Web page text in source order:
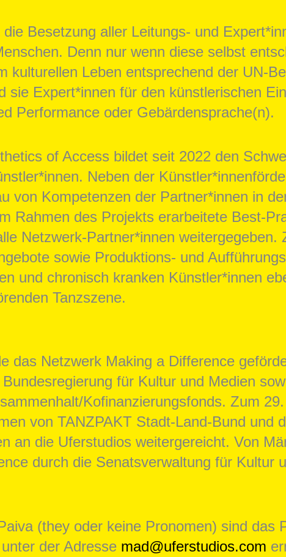
Besetzung aller Leitungs- und
Denn nur wenn diese selbst
kulturellen Leben entsprechend der UN-
sie Expert*innen für den künstlerischen
Performance oder Gebärdensprache(n).
of Access bildet seit 2022 den
Neben der
von Kompetenzen der Partner*innen in
Rahmen des Projekts erarbeitete Best-
Netzwerk-Partner*innen weitergegeben.
sowie Produktions- und
und chronisch kranken Künstler*innen
Tanzszene.
das Netzwerk Making a Difference
für Kultur und Medien
Kofinanzierungsfonds. Zum
von TANZPAKT Stadt-Land-Bund und
an die Uferstudios weitergereicht. Von
durch die Senatsverwaltung für Kultur
(they oder keine Pronomen) sind das
der Adresse mad@uferstudios.com